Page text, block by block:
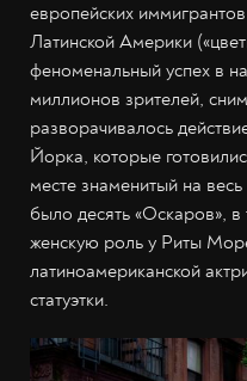
европейских
Латинской Америки
феноменальный успех в
миллионов зрителей,
разворачивалось
Йорка, которые
месте знаменитый на
было десять «Оскаров»,
женскую роль у Риты
латиноамериканской
статуэтки.